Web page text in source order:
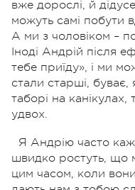
вже дорослі, й
можуть самі побути
А ми з чоловіком –
Іноді Андрій після
тебе приїду», і ми
стали старші, буває,
таборі на
удвох.
Я Андрію часто
швидко ростуть, що
цим часом, коли